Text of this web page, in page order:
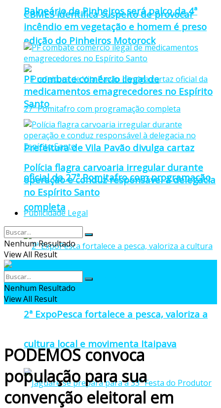
Balneário de Pinheiros será palco da 4ª
edição do Pinheiros Motorock
Prefeitura de Vila Pavão divulga cartaz
oficial da 27ª Pomitafro com programação
completa
2ª ExpoPesca fortalece a pesca, valoriza a
cultura local e movimenta Itaipava
CBMES identifica suspeito de provocar
incêndio em vegetação e homem é preso
PF combate comércio ilegal de
medicamentos emagrecedores no Espírito
Santo
Polícia flagra carvoaria irregular durante
operação e conduz responsável à delegacia
no Espírito Santo
Publicidade Legal
Nenhum Resultado
View All Result
Nenhum Resultado
View All Result
PODEMOS convoca
população para sua
convenção eleitoral em